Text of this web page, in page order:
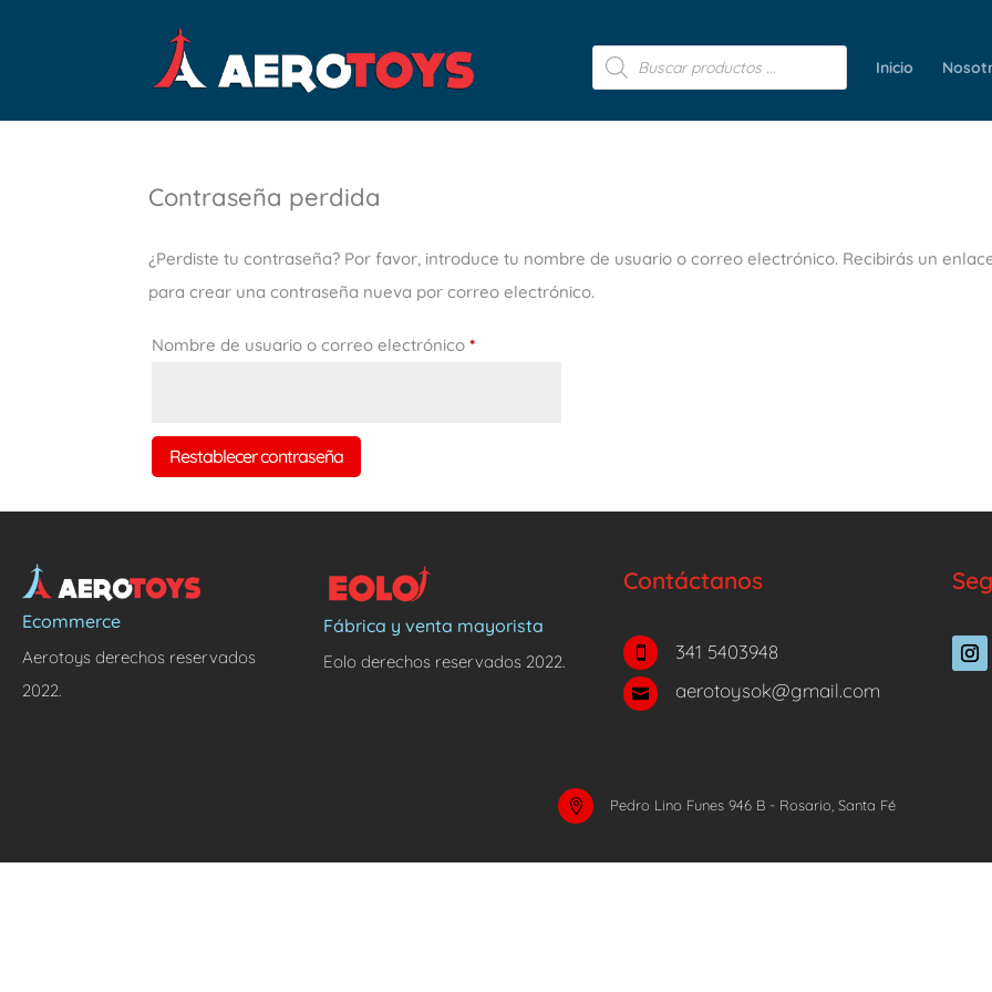
Búsqueda
de
productos
Inicio
Contraseña perdida
¿Perdiste tu contraseña? Por favor, introduce tu nombre de usuario o correo electrónico. Recibirás un
para crear una contraseña nueva por correo electrónico.
Nombre de usuario o correo electrónico*Obligatorio
Restablecer contraseña
Ecommerce
Aerotoys derechos reservados
2022.
Fábrica y venta mayorista
Eolo derechos reservados 2022.
Contáctanos
 341 5403948
 aerotoysok@gmail.com
 Pedro Lino Funes 946 B - Rosario, Santa Fé